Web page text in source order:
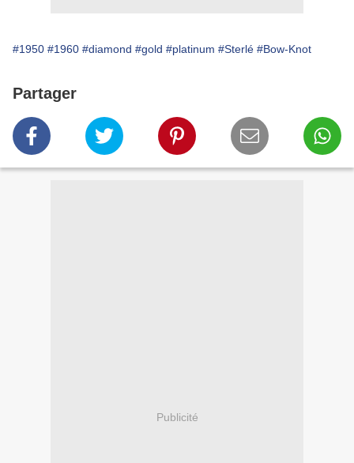
#1950 #1960 #diamond #gold #platinum #Sterlé #Bow-Knot
Partager
Publicité